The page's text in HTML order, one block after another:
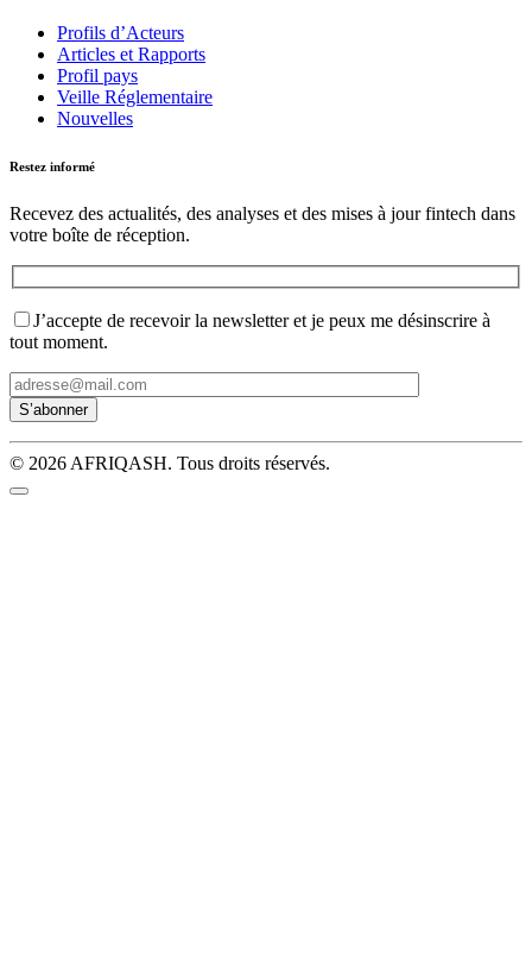
Profils d’Acteurs
Articles et Rapports
Profil pays
Veille Réglementaire
Nouvelles
Restez informé
Recevez des actualités, des analyses et des mises à jour fintech dans
votre boîte de réception.
J’accepte de recevoir la newsletter et je peux me désinscrire à
tout moment.
© 2026 AFRIQASH. Tous droits réservés.